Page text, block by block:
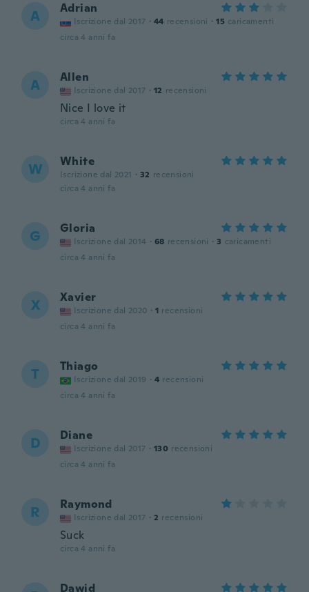
A Adrian
Iscrizione dal 2017 · 44 recensioni · 15 caricamenti
circa 4 anni fa
A Allen
Iscrizione dal 2017 · 12 recensioni
Nice I love it
circa 4 anni fa
W White
Iscrizione dal 2021 · 32 recensioni
circa 4 anni fa
G Gloria
Iscrizione dal 2014 · 68 recensioni · 3 caricamenti
circa 4 anni fa
X Xavier
Iscrizione dal 2020 · 1 recensioni
circa 4 anni fa
T Thiago
Iscrizione dal 2019 · 4 recensioni
circa 4 anni fa
D Diane
Iscrizione dal 2017 · 130 recensioni
circa 4 anni fa
R Raymond
Iscrizione dal 2017 · 2 recensioni
Suck
circa 4 anni fa
Dawid